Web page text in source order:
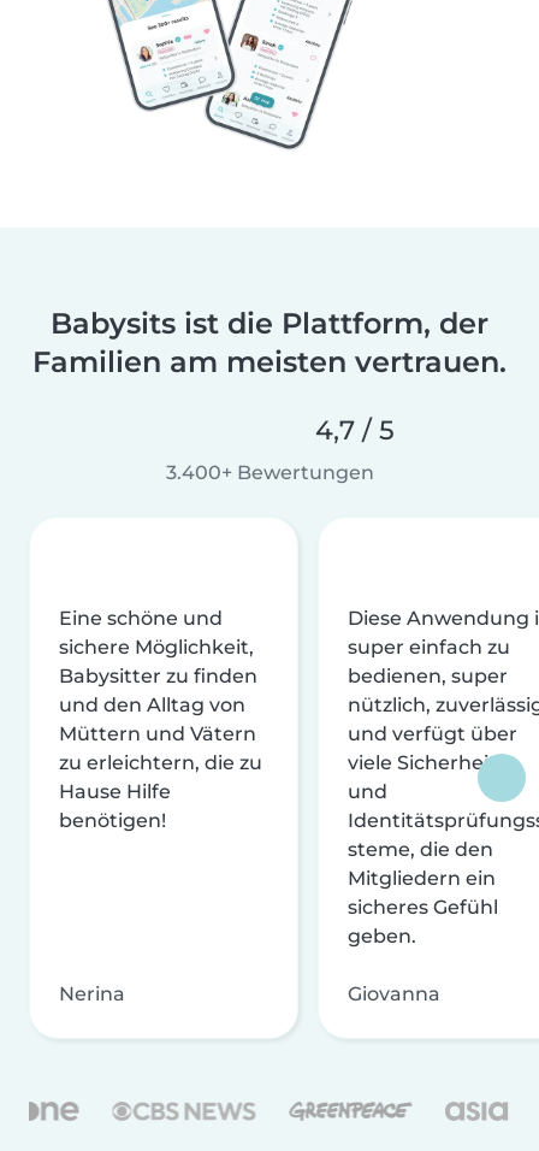
Babysits ist die Plattform, der
Familien am meisten vertrauen.
4,7 / 5
3.400+ Bewertungen
Eine schöne und
sichere Möglichkeit,
Babysitter zu finden
und den Alltag von
Müttern und Vätern
zu erleichtern, die zu
Hause Hilfe
benötigen!
Nerina
Diese Anwendung
super einfach zu
bedienen, super
nützlich,
und verfügt über
viele Sicherheits-
und
steme, die den
Mitgliedern ein
sicheres Gefühl
geben.
Giovanna